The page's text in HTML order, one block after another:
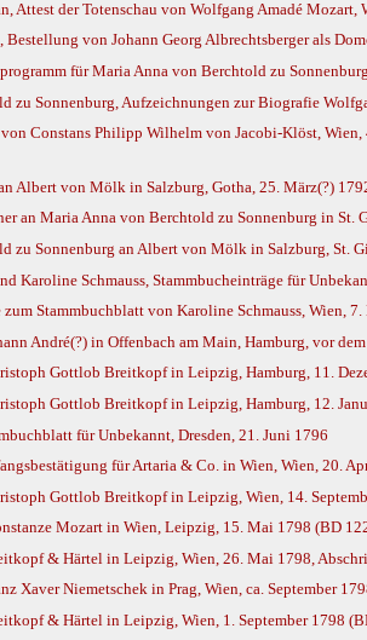
Attest der Totenschau von Wolfgang Amadé Mozart,
von Johann Georg Albrechtsberger als
für Maria Anna von Berchtold zu
zu Sonnenburg, Aufzeichnungen zur Biografie
Constans Philipp Wilhelm von Jacobi-Klöst,
Albert von Mölk in Salzburg, Gotha, 25. März(?)
an Maria Anna von Berchtold zu Sonnenburg in
zu Sonnenburg an Albert von Mölk in Salzburg, St.
Karoline Schmauss, Stammbucheinträge für
Stammbuchblatt von Karoline Schmauss, Wien,
André(?) in Offenbach am Main, Hamburg, vor
Gottlob Breitkopf in Leipzig, Hamburg, 11.
Gottlob Breitkopf in Leipzig, Hamburg, 12.
für Unbekannt, Dresden, 21. Juni 1796
für Artaria & Co. in Wien, Wien, 20.
Gottlob Breitkopf in Leipzig, Wien, 14.
Mozart in Wien, Leipzig, 15. Mai 1798 (BD
& Härtel in Leipzig, Wien, 26. Mai 1798,
Xaver Niemetschek in Prag, Wien, ca. September
& Härtel in Leipzig, Wien, 1. September 1798